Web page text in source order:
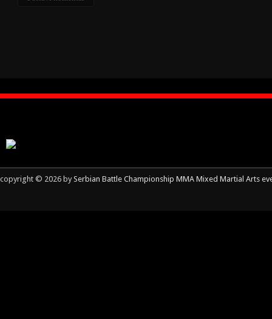
copyright © 2026 by Serbian Battle Championship MMA Mixed Martial Arts